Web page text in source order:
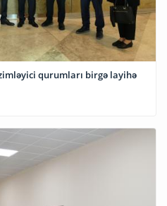
qurumları birgə layihə